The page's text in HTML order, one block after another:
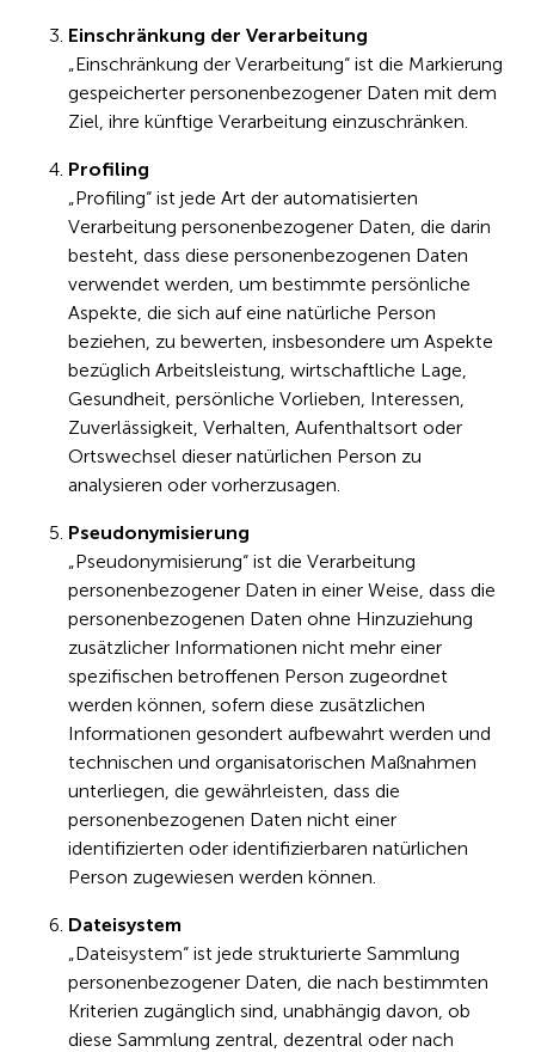
Einschränkung der Verarbeitung
„Einschränkung der Verarbeitung“ ist die Markierung
gespeicherter personenbezogener Daten mit dem
Ziel, ihre künftige Verarbeitung einzuschränken.
Profiling
„Profiling“ ist jede Art der automatisierten
Verarbeitung personenbezogener Daten, die darin
besteht, dass diese personenbezogenen Daten
verwendet werden, um bestimmte persönliche
Aspekte, die sich auf eine natürliche Person
beziehen, zu bewerten, insbesondere um Aspekte
bezüglich Arbeitsleistung, wirtschaftliche Lage,
Gesundheit, persönliche Vorlieben, Interessen,
Zuverlässigkeit, Verhalten, Aufenthaltsort oder
Ortswechsel dieser natürlichen Person zu
analysieren oder vorherzusagen.
Pseudonymisierung
„Pseudonymisierung“ ist die Verarbeitung
personenbezogener Daten in einer Weise, dass die
personenbezogenen Daten ohne Hinzuziehung
zusätzlicher Informationen nicht mehr einer
spezifischen betroffenen Person zugeordnet
werden können, sofern diese zusätzlichen
Informationen gesondert aufbewahrt werden und
technischen und organisatorischen Maßnahmen
unterliegen, die gewährleisten, dass die
personenbezogenen Daten nicht einer
identifizierten oder identifizierbaren natürlichen
Person zugewiesen werden können.
Dateisystem
„Dateisystem“ ist jede strukturierte Sammlung
personenbezogener Daten, die nach bestimmten
Kriterien zugänglich sind, unabhängig davon, ob
diese Sammlung zentral, dezentral oder nach